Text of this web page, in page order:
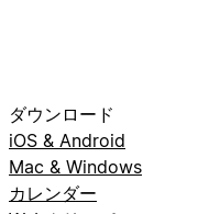
ダウンロード
iOS & Android
Mac & Windows
カレンダー